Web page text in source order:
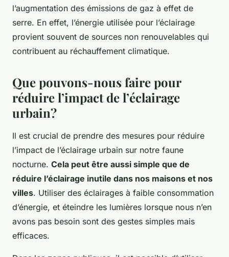
l’augmentation des émissions de gaz à effet de
serre. En effet, l’énergie utilisée pour l’éclairage
provient souvent de sources non renouvelables qui
contribuent au réchauffement climatique.
Que pouvons-nous faire pour
réduire l’impact de l’éclairage
urbain?
Il est crucial de prendre des mesures pour réduire
l’impact de l’éclairage urbain sur notre faune
nocturne. Cela peut être aussi simple que de
réduire l’éclairage inutile dans nos maisons et nos
villes. Utiliser des éclairages à faible consommation
d’énergie, et éteindre les lumières lorsque nous n’en
avons pas besoin sont des gestes simples mais
efficaces.